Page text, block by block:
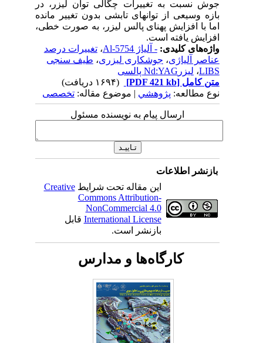
جوش نسبت به تغییرات چگالی توان لیزر، در
بازه وسیعی از توانهای تابشی بدون تغییر ‌مانده
اما با افزایش پهنای پالس لیزر، به صورت خطی،
افزایش یافته است.
واژه‌های کلیدی:- آلیاژ Al-5754 ،تغییرات درصد
عناصر آلیاژی،جوشکاری لیزری،طیف سنجی
LIBS،لیزرNd:YAG پالسی
متن کامل[PDF 421 kb]
نوع مطالعه:پژوهشي| موضوع مقاله:تخصصی
ارسال پیام به نویسنده مسئول
بازنشر اطلاعات
این مقاله تحت شرایطCreative
Commons Attribution-
NonCommercial 4.0
International Licenseقابل
بازنشر است.
کارگاه‌ها و مدارس